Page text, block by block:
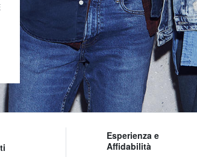
Esperienza e
Affidabilità